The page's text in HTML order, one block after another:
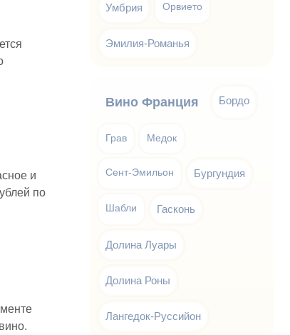
и
по
Умбрия Орвието
Эмилия-Романья
Вино Франция Бордо
Грав Медок
Сент-Эмильон Бургундия
Шабли Гасконь
Долина Луары
Долина Роны
Лангедок-Руссийон